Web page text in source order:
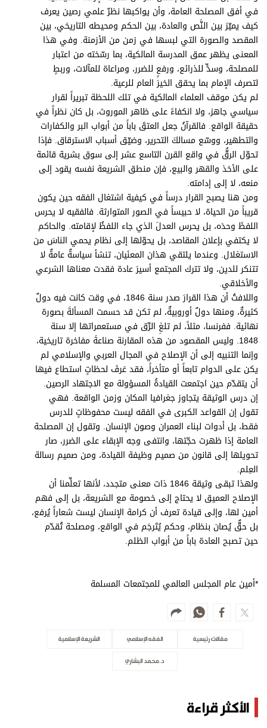
مواقيت الصلاة
الأحوال الجوية
في أفق المصلحة العامة، وأن يواكبها نظرٌ علمي رصين يعرف
كيف يميّز بين النَّص والعادة، بين الحكم ومحيطه التاريخي، بين
المقصد والصورة التي لبسها في زمن من الأزمنة. وفي هذا
المعنى يظهر عمق المدرسة المالكية، بما رسّخته من اعتبار
للمصلحة، وسدٍّ للذرائع، ورفعٍ للضرر، ومراعاة للمآلات، وربطٍ
لتصرف الإمام بما يحقق الخيرَ العام للرعية.
لم يكن موقف العلماء المالكية في تلك اللحظة تبريراً لقرار
سياسي جاهز، ولا انكفاءً على ظاهر الموروث، بل كان نظراً في
حقيقة الواقع. فالقرآنُ جعل العتقَ باباً من أبواب البر والكفارات
والتطهير، ووسّع مسالكَ التحرير، وضيّق أسباب الاسترقاق. فإذا
تحوّل الرقُّ في واقع القرن التاسع عشر إلى سوق بشرية قائمة
على الأخذ والقهر والبيع، فإن منطق الشريعة نفسه يقود إلى
منعه، لا إلى إدامته.
ومن هنا يصبح القرار درساً في كيفية اشتغال الفقه حين يكون
قريباً من الحياة، لا حبيساً في الصور المتوارثة. فالفقيه لا يحرس
اللفظَ وحدَه، بل يحرس العدلَ الذي جاء اللفظُ لإقامته. والحاكم
لا يكتفي بإعلان المقاصد، بل يحوّلها إلى نظام يحمي الناسَ من
الاستغلال. وعندما يلتقي هذان المعنَيان، تنشأ سياسةٌ عامةٌ لا
تتنكر للدين، ولا تترك المجتمع أسيرَ عادة فقدت معناها الشرعي
والأخلاقي.
واللافتُ أن هذا القرارَ صدر سنة 1846، في وقت كانت فيه دولٌ
كثيرةٌ، ومنها دولٌ أوروبيةٌ، لم تكن قد حسمت المسألةَ بصورة
نهائية. ففرنسا، مثلاً، لم تلغِ الرِّق في مستعمراتها إلا سنة
1848. وليس المقصود من هذه المقارنة صناعةَ مفاخرة تاريخية،
وإنما التنبيه إلى أن الإصلاح في المجال العربي والإسلامي لم
يكن على الدوام تابعاً أو متأخراً، فقد عَرفَ لحظاتٍ استطاع فيها
أن يتقدّم حين اجتمعت القيادةُ المسؤولة مع الاجتهاد الرصين.
إن درس الوثيقة يتجاوز جغرافيا المكان وزمن الواقعة. فهي
تقول إن القواعد الكبرى في الفقه ليست محفوظاتٍ للدرس
فقط، بل أدوات لبناء العمران وصون الإنسان. وتقول إن المصلحة
العامة إذا ظهرت حجّتها، وانتفى وجه الإبقاء على الضرر، صار
تحويلها إلى قانون من صميم وظيفة القيادة، ومن صميم رسالة
العِلم.
ولهذا تبقى وثيقة 1846 ذات معنى متجدد، لأنها تعلِّمنا أن
الإصلاح العميق لا يحتاج إلى خصومة مع الشريعة، بل إلى فهم
أمين لها، وإلى قيادة تعرف أن كرامة الإنسان ليست شعاراً يُرفع،
بل حقٌّ يُصان بنظام، وحكم يُتَرجَم في الواقع، ومصلحة تُقدّم
حين تصبح العادة باباً من أبواب الظلم.
*أمين عام المجلس العالمي للمجتمعات المسلمة
مقالات رئيسية الفقه الإسلامي الشريعة الإسلامية
د. محمد البشاري
الأكثر قراءة